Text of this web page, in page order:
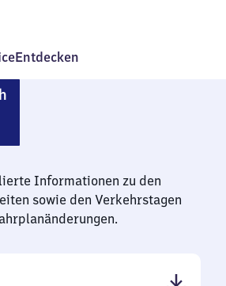
Entdecken
Informationen zu den
sowie den Verkehrstagen